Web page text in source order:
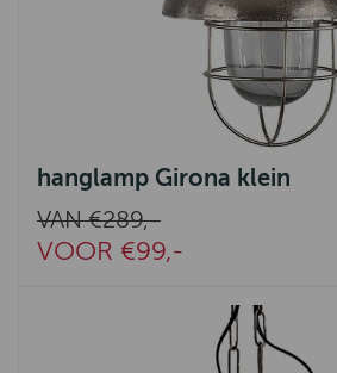
hanglamp Girona klein
VAN €289,-
VOOR €99,-